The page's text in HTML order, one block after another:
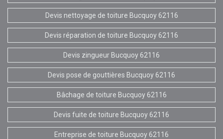
Devis nettoyage de toiture Bucquoy 62116
Devis réparation de toiture Bucquoy 62116
Devis zingueur Bucquoy 62116
Devis pose de gouttières Bucquoy 62116
Bâchage de toiture Bucquoy 62116
Devis fuite de toiture Bucquoy 62116
Entreprise de toiture Bucquoy 62116